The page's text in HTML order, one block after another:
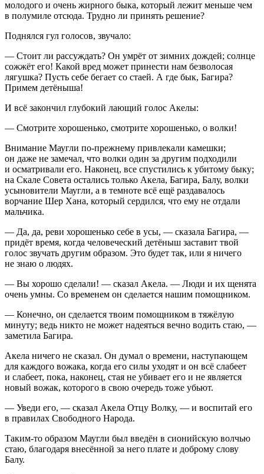
молодого и очень жирного быка, который лежит меньше чем
в полумиле отсюда. Трудно ли принять решение?
Поднялся гул голосов, звучало:
— Стоит ли рассуждать? Он умрёт от зимних дождей; солнце
сожжёт его! Какой вред может принести нам безволосая
лягушка? Пусть себе бегает со стаей. А где бык, Багира?
Примем детёныша!
И всё закончил глубокий лающий голос Акелы:
— Смотрите хорошенько, смотрите хорошенько, о волки!
Внимание Маугли по-прежнему привлекали камешки;
он даже не замечал, что волки один за другим подходили
и осматривали его. Наконец, все спустились к убитому быку;
на Скале Совета остались только Акела, Багира, Балу, волки
усыновители Маугли, а в темноте всё ещё раздавалось
ворчание Шер Хана, который сердился, что ему не отдали
мальчика.
— Да, да, реви хорошенько себе в усы, — сказала Багира, —
придёт время, когда человеческий детёныш заставит твой
голос звучать другим образом. Это будет так, или я ничего
не знаю о людях.
— Вы хорошо сделали! — сказал Акела. — Люди и их щенята
очень умны. Со временем он сделается нашим помощником.
— Конечно, он сделается твоим помощником в тяжёлую
минуту; ведь никто не может надеяться вечно водить стаю, —
заметила Багира.
Акела ничего не сказал. Он думал о времени, наступающем
для каждого вожака, когда его силы уходят и он всё слабеет
и слабеет, пока, наконец, стая не убивает его и не является
новый вожак, которого в свою очередь тоже убьют.
— Уведи его, — сказал Акела Отцу Волку, — и воспитай его
в правилах Свободного Народа.
Таким-то образом Маугли был введён в сионийскую волчью
стаю, благодаря внесённой за него плате и доброму слову
Балу.